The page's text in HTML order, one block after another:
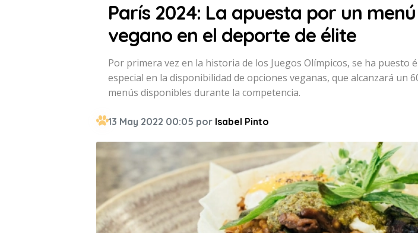
París 2024: La apuesta por un menú
vegano en el deporte de élite
Por primera vez en la historia de los Juegos Olímpicos, se ha puesto
especial en la disponibilidad de opciones veganas, que alcanzará un
menús disponibles durante la competencia.
13 May 2022 00:05 por Isabel Pinto